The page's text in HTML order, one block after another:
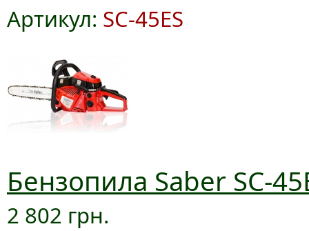
Артикул: SC-45ES
Бензопила Saber SC-
2 802 грн.